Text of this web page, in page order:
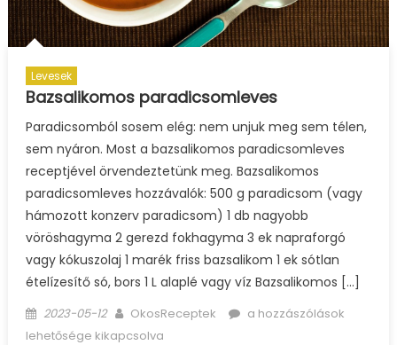
Levesek
Bazsalikomos paradicsomleves
Paradicsomból sosem elég: nem unjuk meg sem télen,
sem nyáron. Most a bazsalikomos paradicsomleves
receptjével örvendeztetünk meg. Bazsalikomos
paradicsomleves hozzávalók: 500 g paradicsom (vagy
hámozott konzerv paradicsom) 1 db nagyobb
vöröshagyma 2 gerezd fokhagyma 3 ek napraforgó
vagy kókuszolaj 1 marék friss bazsalikom 1 ek sótlan
ételízesítő só, bors 1 L alaplé vagy víz Bazsalikomos […]
Posted
on
2023-05-12 Author
OkosReceptek
Bazsalikomos
a hozzászólások
lehetősége kikapcsolva